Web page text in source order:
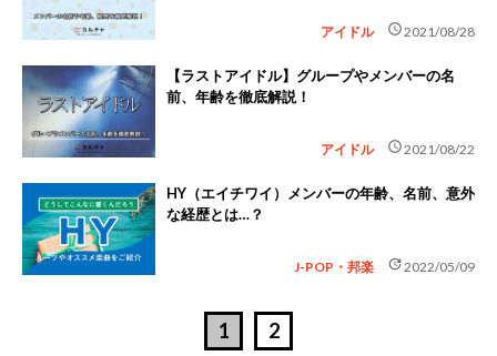
アイドル schedule2021/08/28
【ラストアイドル】グループやメンバーの名
前、年齢を徹底解説！
アイドル schedule2021/08/22
HY（エイチワイ）メンバーの年齢、名前、意外
な経歴とは…？
J-POP・邦楽 update2022/05/09
1 2